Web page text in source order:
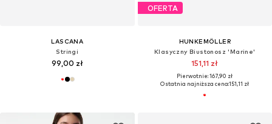
LASCANA
Stringi
99,00 zł
OFERTA
HUNKEMÖLLER
Klasyczny Biustonosz 'Marine'
151,11 zł
Pierwotnie: 167,90 zł
Ostatnia najniższa cena:151,11 zł